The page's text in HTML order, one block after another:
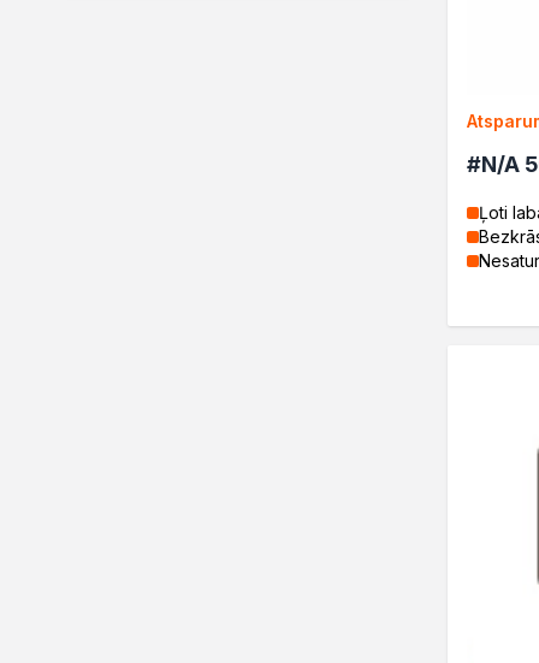
Motoryzacja i reperacja
#N/A
Ļoti